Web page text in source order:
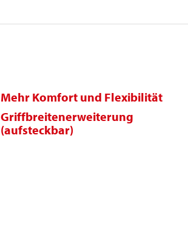
Mehr Komfort und Flexibilität
Griffbreitenerweiterung
(aufsteckbar)